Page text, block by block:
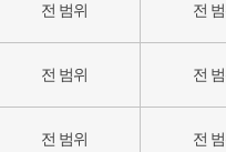
전 범위 전
전 범위 전
전 범위 전